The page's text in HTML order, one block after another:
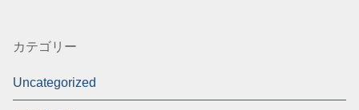
カテゴリー
Uncategorized